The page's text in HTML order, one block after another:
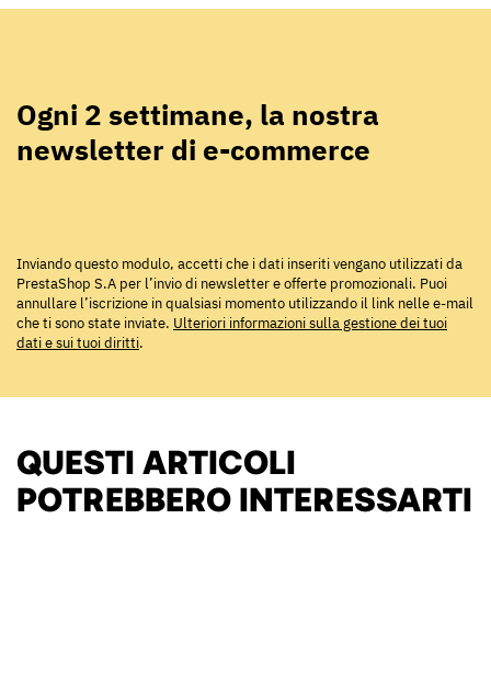
Ogni 2 settimane, la nostra
newsletter di e-commerce
Inviando questo modulo, accetti che i dati inseriti vengano utilizzati da
PrestaShop S.A per l’invio di newsletter e offerte promozionali. Puoi
annullare l’iscrizione in qualsiasi momento utilizzando il link nelle e-mail
che ti sono state inviate. Ulteriori informazioni sulla gestione dei tuoi
dati e sui tuoi diritti.
QUESTI ARTICOLI
POTREBBERO INTERESSARTI